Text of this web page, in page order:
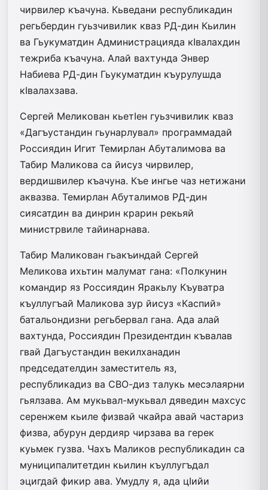
чирвилер къачуна. Кьведани рес­публикадин
регьбердин гуьзчивилик кваз РД-дин Кьилин
ва Гьукуматдин Администрацияда кIвалахдин
тежриба къачуна. Алай вахтунда Энвер
Набиева РД-дин Гьукуматдин къурулушда
кIвалахзава.
Сергей Меликован кьетIен гуьзчивилик кваз
«Дагъустандин гьунарлувал» программадай
Россиядин Игит Темирлан Абуталимова ва
Табир Маликова са йисуз чирвилер,
вердишвилер къачуна. Къе ингье чаз нетижани
аквазва. Темирлан Абуталимов РД-дин
сиясатдин ва динрин крарин рекьяй
министрвиле тайинарнава.
Табир Маликован гьакъиндай Сергей
Меликова ихьтин малумат гана: «Полкунин
командир яз Россия­дин Яракьлу Къуватра
къуллугъай­ Маликова зур йисуз «Каспий»
баталь­ондизни регьбервал гана. Ада алай
вахтунда, Россиядин Президентдин къвалав
гвай Дагъустандин векилханадин
председателдин заместитель яз,
республикадиз ва СВО-диз талукь месэлаярни
гьялзава. Ам мукьвал-мукьвал дяведин махсус
серенжем кьиле физвай чкайра авай частариз
физва, абурун дердияр чирзава ва герек
куьмек гузва. Чахъ Маликов республикадин са
муниципалитетдин кьилин къуллугъдал
эцигдай фикир ава. Умудлу я, ада цIийи